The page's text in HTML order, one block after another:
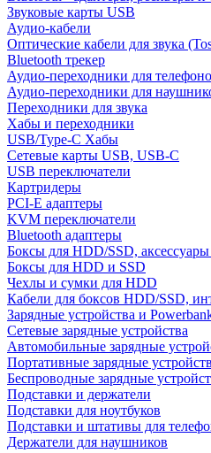
Звуковые карты USB
Аудио-кабели
Оптические кабели для звука
Bluetooth трекер
Аудио-переходники для
Аудио-переходники для
Переходники для звука
Хабы и переходники
USB/Type-C Хабы
Сетевые карты USB, USB-C
USB переключатели
Картридеры
PCI-E адаптеры
KVM переключатели
Bluetooth адаптеры
Боксы для HDD/SSD,
Боксы для HDD и SSD
Чехлы и сумки для HDD
Кабели для боксов HDD/SSD,
Зарядные устройства и
Сетевые зарядные устройства
Автомобильные зарядные
Портативные зарядные
Беспроводные зарядные
Подставки и держатели
Подставки для ноутбуков
Подставки и штативы для
Держатели для наушников